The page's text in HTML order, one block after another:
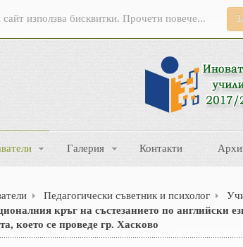
сайт използва бисквитки. Прочети повече...
Галерия Контакти
Педагогически съветник и психолог
кръг на състезанието по английски
което се проведе гр. Хасково